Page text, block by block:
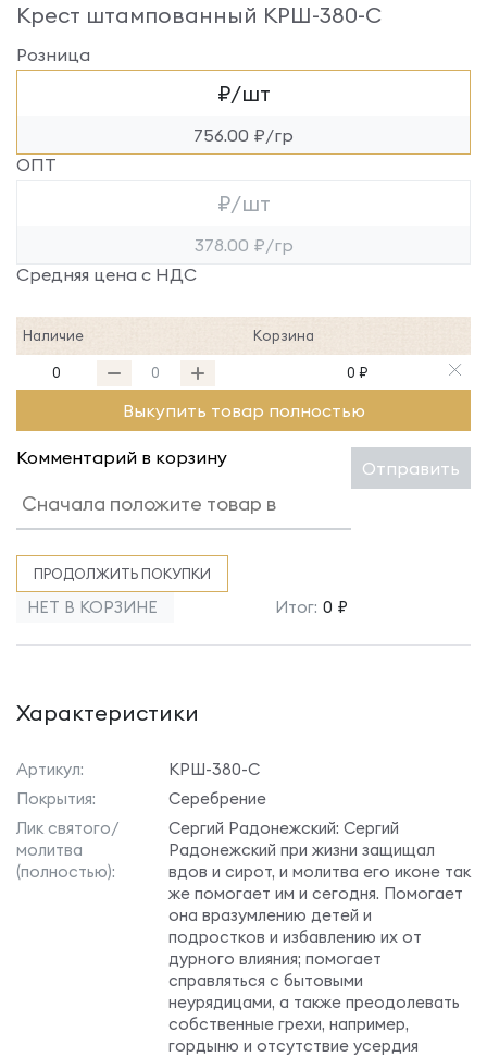
Крест штампованный КРШ-380-С
Розница
₽/шт
756.00 ₽/гр
ОПТ
₽/шт
378.00 ₽/гр
Средняя цена с НДС
Наличие Корзина
0 0 ₽
Выкупить товар полностью
Комментарий в корзину Отправить
ПРОДОЛЖИТЬ ПОКУПКИ
НЕТ В КОРЗИНЕ Итог: 0 ₽
Характеристики
Артикул:
КРШ-380-С
Покрытия:
Серебрение
Лик святого/
молитва
(полностью):
Сергий Радонежский: Сергий
Радонежский при жизни защищал
вдов и сирот, и молитва его иконе так
же помогает им и сегодня. Помогает
она вразумлению детей и
подростков и избавлению их от
дурного влияния; помогает
справляться с бытовыми
неурядицами, а также преодолевать
собственные грехи, например,
гордыню и отсутствие усердия